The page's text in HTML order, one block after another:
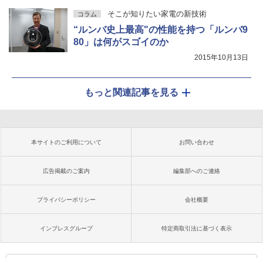
コラム そこが知りたい家電の新技術
“ルンバ史上最高"の性能を持つ「ルンバ9
80」は何がスゴイのか
2015年10月13日
もっと関連記事を見る
本サイトのご利用について お問い合わせ
広告掲載のご案内 編集部へのご連絡
プライバシーポリシー 会社概要
インプレスグループ 特定商取引法に基づく表示